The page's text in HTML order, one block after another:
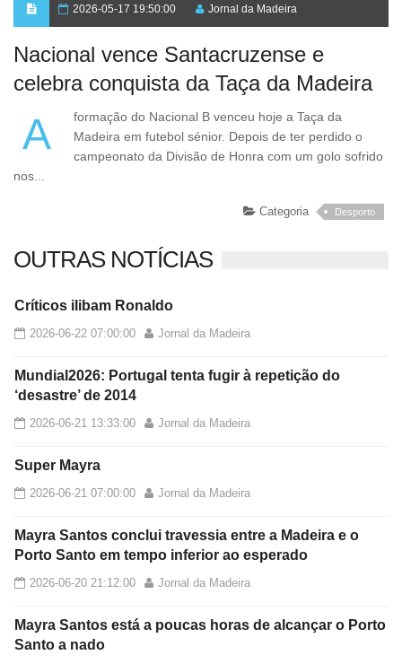
2026-05-17 19:50:00 Jornal da Madeira
Nacional vence Santacruzense e
celebra conquista da Taça da Madeira
A formação do Nacional B venceu hoje a Taça da
Madeira em futebol sénior. Depois de ter perdido o
campeonato da Divisão de Honra com um golo sofrido
nos...
Categoria Desporto
OUTRAS NOTÍCIAS
Críticos ilibam Ronaldo
2026-06-22 07:00:00 Jornal da Madeira
Mundial2026: Portugal tenta fugir à repetição do
‘desastre’ de 2014
2026-06-21 13:33:00 Jornal da Madeira
Super Mayra
2026-06-21 07:00:00 Jornal da Madeira
Mayra Santos conclui travessia entre a Madeira e o
Porto Santo em tempo inferior ao esperado
2026-06-20 21:12:00 Jornal da Madeira
Mayra Santos está a poucas horas de alcançar o Porto
Santo a nado